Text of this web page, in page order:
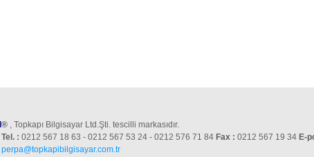
® , Topkapı Bilgisayar Ltd.Şti. tescilli markasıdır.
Tel. : 0212 567 18 63 - 0212 567 53 24 - 0212 576 71 84 Fax : 0212 567 19 34 E-
perpa@topkapibilgisayar.com.tr